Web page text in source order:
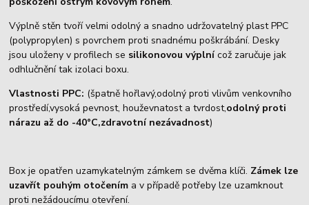
Výplně stěn tvoří velmi odolný a snadno udržovatelný plast PPC
(polypropylen) s povrchem proti snadnému poškrábání. Desky
jsou uloženy v profilech se silikonovou výplnícož zaručuje jak
odhlučnění tak izolaci boxu.
Vlastnosti PPC: (špatně hořlavý,odolný proti vlivům venkovního
prostředí,vysoká pevnost, houževnatost a tvrdost,odolný proti
nárazu až do -40°C,zdravotní nezávadnost)
Box je opatřen uzamykatelným zámkem se dvěma klíči. Zámek lze
uzavřít pouhým otočením a v případě potřeby lze uzamknout
proti nežádoucímu otevření.